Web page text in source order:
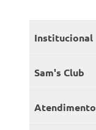
Institucional
Quem somos
Sam's Club
Seja sócio
Atendimento